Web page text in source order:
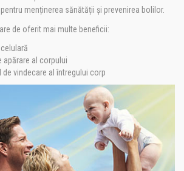
menținerea sănătății și prevenirea bolilor.
are de oferit mai multe beneficii:
apărare al corpului
vindecare al întregului corp